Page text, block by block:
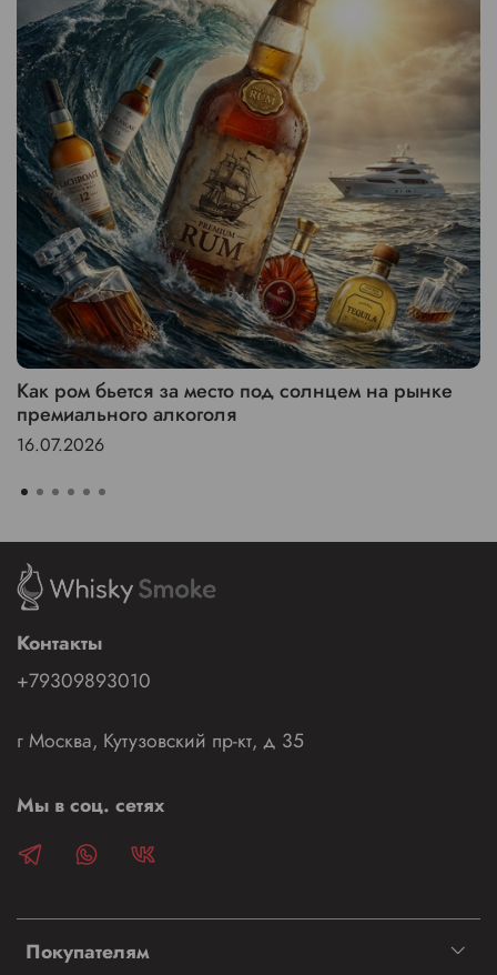
Как ром бьется за место под солнцем на рынке
премиального алкоголя
16.07.2026
Покупателям
Контакты
+79309893010
г Москва, Кутузовский пр-кт, д 35
Мы в соц. сетях